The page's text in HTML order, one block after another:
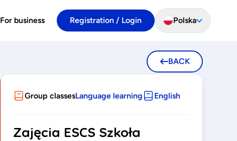
For business Registration / Login Polska
BACK
Group classesLanguage learning English
Zajęcia ESCS Szkoła